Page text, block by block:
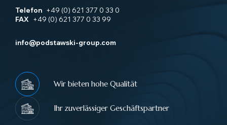
Telefon +49 (0) 621 377 0 33 0
FAX
+49 (0) 621 377 0 33 99
info@podstawski-group.com
Wir bieten hohe Qualität
Ihr zuverlässiger Geschäftspartner